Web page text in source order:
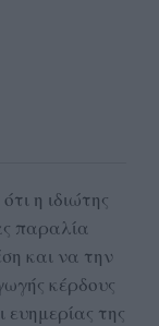
η ιδιώτης
παραλία
και να την
κέρδους
ευημερίας της